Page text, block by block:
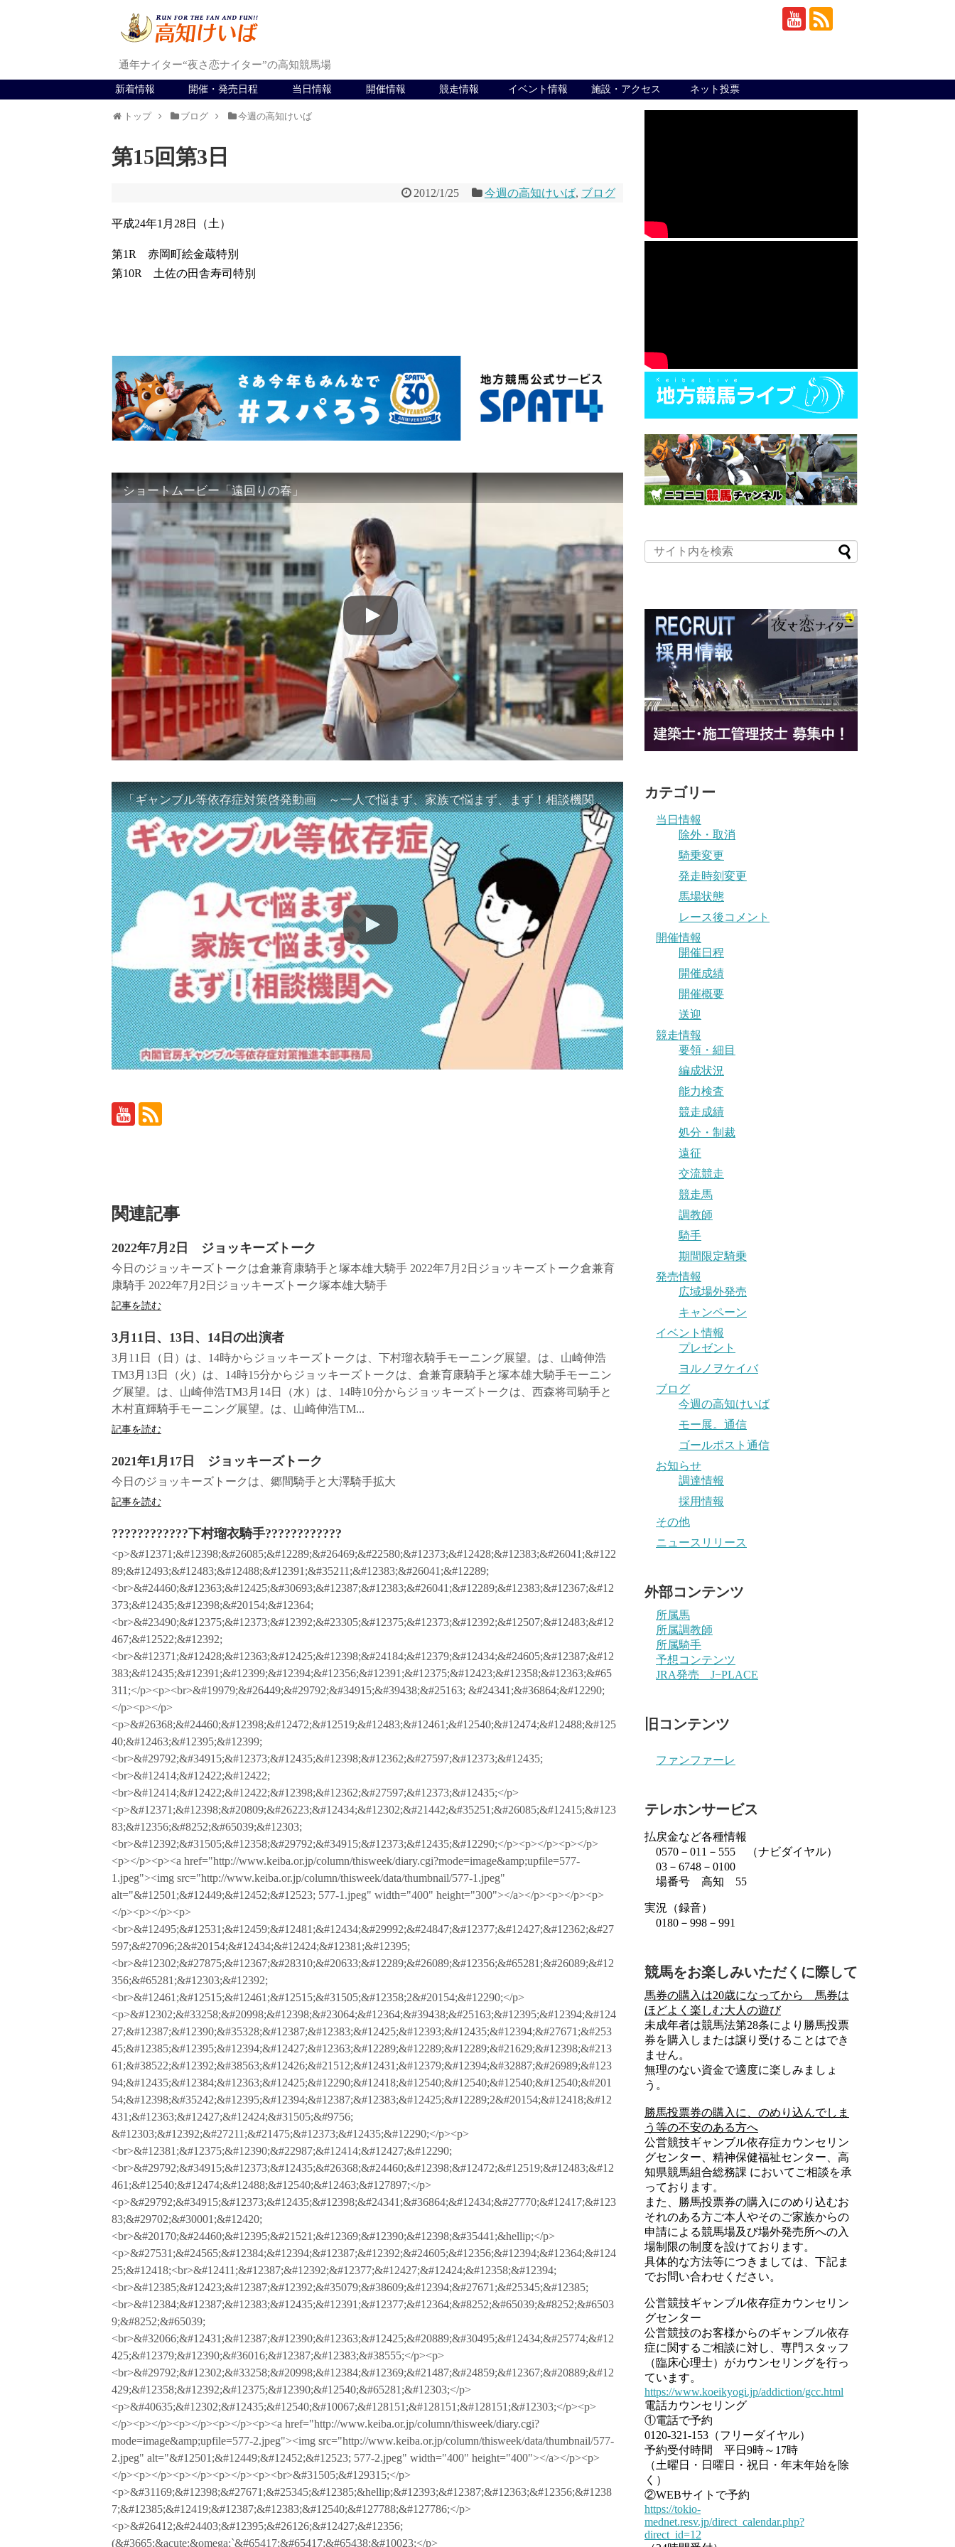
通年ナイター“夜さ恋ナイター”の高知競馬場
新着情報 開催・発売日程 当日情報 開催情報 競走情報 イベント情報 施設・アクセス ネット投票
トップ ブログ 今週の高知けいば
第15回第3日
2012/1/25 今週の高知けいば, ブログ
平成24年1月28日（土）
第1R 赤岡町絵金蔵特別
第10R 土佐の田舎寿司特別
ショートムービー「遠回りの春」
「ギャンブル等依存症対策啓発動画 ～一人で悩まず、家族で悩まず、まず！相談機関へ～」
関連記事
2022年7月2日 ジョッキーズトーク
今日のジョッキーズトークは倉兼育康騎手と塚本雄大騎手 2022年7月2日ジョッキーズトーク倉兼育
康騎手 2022年7月2日ジョッキーズトーク塚本雄大騎手
記事を読む
3月11日、13日、14日の出演者
3月11日（日）は、14時からジョッキーズトークは、下村瑠衣騎手モーニング展望。は、山崎伸浩
TM3月13日（火）は、14時15分からジョッキーズトークは、倉兼育康騎手と塚本雄大騎手モーニン
グ展望。は、山崎伸浩TM3月14日（水）は、14時10分からジョッキーズトークは、西森将司騎手と
木村直輝騎手モーニング展望。は、山崎伸浩TM...
記事を読む
2021年1月17日 ジョッキーズトーク
今日のジョッキーズトークは、郷間騎手と大澤騎手拡大
記事を読む
????????????下村瑠衣騎手????????????
<p>&#12371;&#12398;&#26085;&#12289;&#26469;&#22580;&#12373;&#12428;&#12383;&#26041;&#122
89;&#12493;&#12483;&#12488;&#12391;&#35211;&#12383;&#26041;&#12289;
<br>&#24460;&#12363;&#12425;&#30693;&#12387;&#12383;&#26041;&#12289;&#12383;&#12367;&#12
373;&#12435;&#12398;&#20154;&#12364;
<br>&#23490;&#12375;&#12373;&#12392;&#23305;&#12375;&#12373;&#12392;&#12507;&#12483;&#12
467;&#12522;&#12392;
<br>&#12371;&#12428;&#12363;&#12425;&#12398;&#24184;&#12379;&#12434;&#24605;&#12387;&#12
383;&#12435;&#12391;&#12399;&#12394;&#12356;&#12391;&#12375;&#12423;&#12358;&#12363;&#65
311;</p><p><br>&#19979;&#26449;&#29792;&#34915;&#39438;&#25163; &#24341;&#36864;&#12290;
</p><p></p>
<p>&#26368;&#24460;&#12398;&#12472;&#12519;&#12483;&#12461;&#12540;&#12474;&#12488;&#125
40;&#12463;&#12395;&#12399;
<br>&#29792;&#34915;&#12373;&#12435;&#12398;&#12362;&#27597;&#12373;&#12435;
<br>&#12414;&#12422;&#12422;
<br>&#12414;&#12422;&#12422;&#12398;&#12362;&#27597;&#12373;&#12435;</p>
<p>&#12371;&#12398;&#20809;&#26223;&#12434;&#12302;&#21442;&#35251;&#26085;&#12415;&#123
83;&#12356;&#8252;&#65039;&#12303;
<br>&#12392;&#31505;&#12358;&#29792;&#34915;&#12373;&#12435;&#12290;</p><p></p><p></p>
<p></p><p><a href="http://www.keiba.or.jp/column/thisweek/diary.cgi?mode=image&amp;upfile=577-
1.jpeg"><img src="http://www.keiba.or.jp/column/thisweek/data/thumbnail/577-1.jpeg"
alt="&#12501;&#12449;&#12452;&#12523; 577-1.jpeg" width="400" height="300"></a></p><p></p><p>
</p><p></p><p>
<br>&#12495;&#12531;&#12459;&#12481;&#12434;&#29992;&#24847;&#12377;&#12427;&#12362;&#27
597;&#27096;2&#20154;&#12434;&#12424;&#12381;&#12395;
<br>&#12302;&#27875;&#12367;&#28310;&#20633;&#12289;&#26089;&#12356;&#65281;&#26089;&#12
356;&#65281;&#12303;&#12392;
<br>&#12461;&#12515;&#12461;&#12515;&#31505;&#12358;2&#20154;&#12290;</p>
<p>&#12302;&#33258;&#20998;&#12398;&#23064;&#12364;&#39438;&#25163;&#12395;&#12394;&#124
27;&#12387;&#12390;&#35328;&#12387;&#12383;&#12425;&#12393;&#12435;&#12394;&#27671;&#253
45;&#12385;&#12395;&#12394;&#12427;&#12363;&#12289;&#12289;&#12289;&#21629;&#12398;&#213
61;&#38522;&#12392;&#38563;&#12426;&#21512;&#12431;&#12379;&#12394;&#32887;&#26989;&#123
94;&#12435;&#12384;&#12363;&#12425;&#12290;&#12418;&#12540;&#12540;&#12540;&#12540;&#201
54;&#12398;&#35242;&#12395;&#12394;&#12387;&#12383;&#12425;&#12289;2&#20154;&#12418;&#12
431;&#12363;&#12427;&#12424;&#31505;&#9756;
&#12303;&#12392;&#27211;&#21475;&#12373;&#12435;&#12290;</p><p>
<br>&#12381;&#12375;&#12390;&#22987;&#12414;&#12427;&#12290;
<br>&#29792;&#34915;&#12373;&#12435;&#26368;&#24460;&#12398;&#12472;&#12519;&#12483;&#12
461;&#12540;&#12474;&#12488;&#12540;&#12463;&#127897;</p>
<p>&#29792;&#34915;&#12373;&#12435;&#12398;&#24341;&#36864;&#12434;&#27770;&#12417;&#123
83;&#29702;&#30001;&#12420;
<br>&#20170;&#24460;&#12395;&#21521;&#12369;&#12390;&#12398;&#35441;&hellip;</p>
<p>&#27531;&#24565;&#12384;&#12394;&#12387;&#12392;&#24605;&#12356;&#12394;&#12364;&#124
25;&#12418;<br>&#12411;&#12387;&#12392;&#12377;&#12427;&#12424;&#12358;&#12394;
<br>&#12385;&#12423;&#12387;&#12392;&#35079;&#38609;&#12394;&#27671;&#25345;&#12385;
<br>&#12384;&#12387;&#12383;&#12435;&#12391;&#12377;&#12364;&#8252;&#65039;&#8252;&#6503
9;&#8252;&#65039;
<br>&#32066;&#12431;&#12387;&#12390;&#12363;&#12425;&#20889;&#30495;&#12434;&#25774;&#12
425;&#12379;&#12390;&#36016;&#12387;&#12383;&#38555;</p><p>
<br>&#29792;&#12302;&#33258;&#20998;&#12384;&#12369;&#21487;&#24859;&#12367;&#20889;&#12
429;&#12358;&#12392;&#12375;&#12390;&#12540;&#65281;&#12303;</p>
<p>&#40635;&#12302;&#12435;&#12540;&#10067;&#128151;&#128151;&#128151;&#12303;</p><p>
</p><p></p><p></p><p></p><p><a href="http://www.keiba.or.jp/column/thisweek/diary.cgi?
mode=image&amp;upfile=577-2.jpeg"><img src="http://www.keiba.or.jp/column/thisweek/data/thumbnail/577-
2.jpeg" alt="&#12501;&#12449;&#12452;&#12523; 577-2.jpeg" width="400" height="400"></a></p><p>
</p><p></p><p></p><p></p><p><br>&#31505;&#129315;</p>
<p>&#31169;&#12398;&#27671;&#25345;&#12385;&hellip;&#12393;&#12387;&#12363;&#12356;&#1238
7;&#12385;&#12419;&#12387;&#12383;&#12540;&#127788;&#127786;</p>
<p>&#26412;&#24403;&#12395;&#26126;&#12427;&#12356;
(&#3665;&acute;&omega;`&#65417;&#65417;&#65438;&#10023;</p>
カテゴリー
当日情報
除外・取消
騎乗変更
発走時刻変更
馬場状態
レース後コメント
開催情報
開催日程
開催成績
開催概要
送迎
競走情報
要領・細目
編成状況
能力検査
競走成績
処分・制裁
遠征
交流競走
競走馬
調教師
騎手
期間限定騎乗
発売情報
広域場外発売
キャンペーン
イベント情報
プレゼント
ヨルノヲケイバ
ブログ
今週の高知けいば
モー展。通信
ゴールポスト通信
お知らせ
調達情報
採用情報
その他
ニュースリリース
外部コンテンツ
所属馬
所属調教師
所属騎手
予想コンテンツ
JRA発売 J−PLACE
旧コンテンツ
ファンファーレ
テレホンサービス
払戻金など各種情報
0570－011－555 （ナビダイヤル）
03－6748－0100
場番号 高知 55
実況（録音）
0180－998－991
競馬をお楽しみいただくに際して
馬券の購入は20歳になってから 馬券は
ほどよく楽しむ大人の遊び
未成年者は競馬法第28条により勝馬投票
券を購入しまたは譲り受けることはでき
ません。
無理のない資金で適度に楽しみましょ
う。
勝馬投票券の購入に、のめり込んでしま
う等の不安のある方へ
公営競技ギャンブル依存症カウンセリン
グセンター、精神保健福祉センター、高
知県競馬組合総務課 においてご相談を承
っております。
また、勝馬投票券の購入にのめり込むお
それのある方ご本人やそのご家族からの
申請による競馬場及び場外発売所への入
場制限の制度を設けております。
具体的な方法等につきましては、下記ま
でお問い合わせください。
公営競技ギャンブル依存症カウンセリン
グセンター
公営競技のお客様からのギャンブル依存
症に関するご相談に対し、専門スタッフ
（臨床心理士）がカウンセリングを行っ
ています。
https://www.koeikyogi.jp/addiction/gcc.html
電話カウンセリング
①電話で予約
0120-321-153（フリーダイヤル）
予約受付時間 平日9時～17時
（土曜日・日曜日・祝日・年末年始を除
く）
②WEBサイトで予約
https://tokio-
mednet.resv.jp/direct_calendar.php?
direct_id=12